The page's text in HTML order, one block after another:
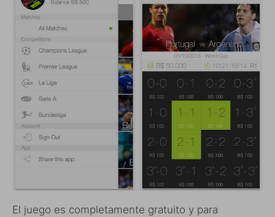
El juego es completamente gratuito y para